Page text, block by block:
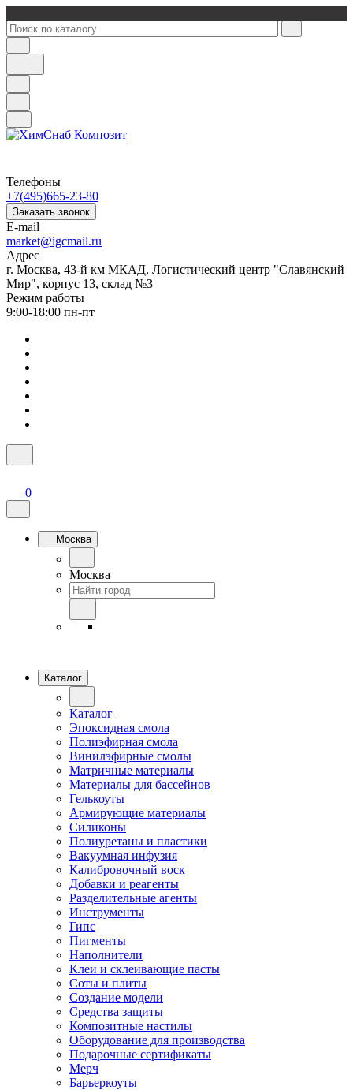
Телефоны
+7(495)665-23-80
Заказать звонок
E-mail
market@igcmail.ru
Адрес
г. Москва, 43-й км МКАД, Логистический центр "Славянский
Мир", корпус 13, склад №3
Режим работы
9:00-18:00 пн-пт
0
Москва
Москва
Каталог
Каталог
Эпоксидная смола
Полиэфирная смола
Винилэфирные смолы
Матричные материалы
Материалы для бассейнов
Гелькоуты
Армирующие материалы
Силиконы
Полиуретаны и пластики
Вакуумная инфузия
Калибровочный воск
Добавки и реагенты
Разделительные агенты
Инструменты
Гипс
Пигменты
Наполнители
Клеи и склеивающие пасты
Соты и плиты
Создание модели
Средства защиты
Композитные настилы
Оборудование для производства
Подарочные сертификаты
Мерч
Барьеркоуты